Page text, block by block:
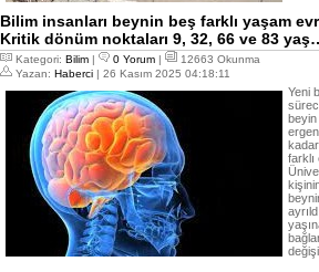
Bilim insanları beynin beş farklı yaşam
Kritik dönüm noktaları 9, 32, 66 ve 83
Kategori: Bilim | 0 Yorum |
12663 Okunma
Yazan: Haberci | 26 Kasım 2025 04:18:11
Yeni
beyin